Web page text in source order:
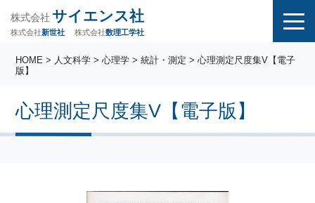
株式会社 サイエンス社
株式会社新世社 株式会社数理工学社
心理測定尺度集V【電子版】
HOME > 人文科学 >心理学 >統計・測定 > 心理測定尺度集V【電子
版】